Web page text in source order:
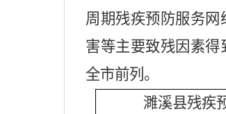
周期残疾预防服务
害等主要致残因素
全市前列。
濉溪县残疾